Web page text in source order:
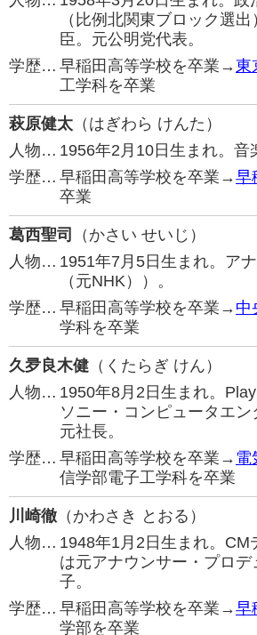
（比例北関東ブロック選
臣。元公明党代表。
学歴… 早稲田高等学校を卒業→東
工学科を卒業
萩原健太 （はぎわら けんた）
人物… 1956年2月10日生まれ。音
学歴… 早稲田高等学校を卒業→早
卒業
葛西聖司
（かさい せいじ）
人物… 1951年7月5日生まれ。ア
（元NHK））。
学歴… 早稲田高等学校を卒業→ 中
学科を卒業
久夛良木健 （くたらぎ けん）
人物… 1950年8月2日生まれ。
ソニー・コンピュータエ
元社長。
学歴… 早稲田高等学校を卒業→ 電
信学部電子工学科を卒業
川崎徹 （かわさき とおる）
人物… 1948年1月2日生まれ。CM
は元アナウンサー・プロ
子。
学歴… 早稲田高等学校を卒業→早
学部を卒業